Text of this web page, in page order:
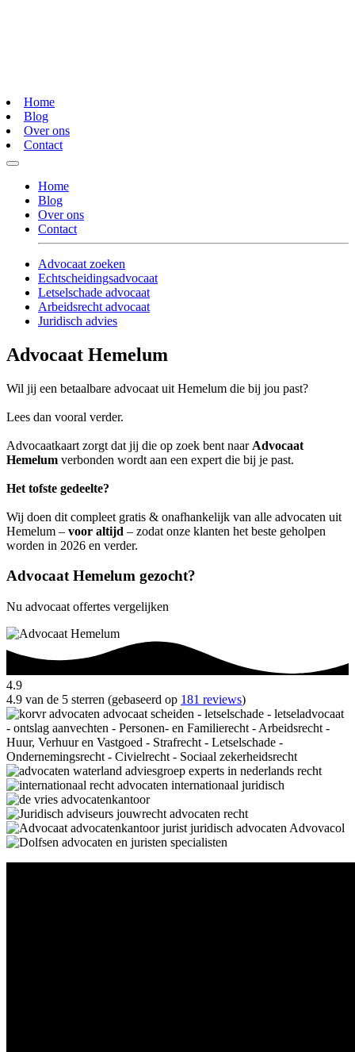
Home
Blog
Over ons
Contact
Home
Blog
Over ons
Contact
Advocaat zoeken
Echtscheidingsadvocaat
Letselschade advocaat
Arbeidsrecht advocaat
Juridisch advies
Advocaat Hemelum
Wil jij een betaalbare advocaat uit Hemelum die bij jou past?
Lees dan vooral verder.
Advocaatkaart zorgt dat jij die op zoek bent naar Advocaat
Hemelum verbonden wordt aan een expert die bij je past.
Het tofste gedeelte?
Wij doen dit compleet gratis & onafhankelijk van alle advocaten uit
Hemelum – voor altijd – zodat onze klanten het beste geholpen
worden in 2026 en verder.
Advocaat Hemelum gezocht?
Nu advocaat offertes vergelijken
4.9
4.9 van de 5 sterren (gebaseerd op 181 reviews)